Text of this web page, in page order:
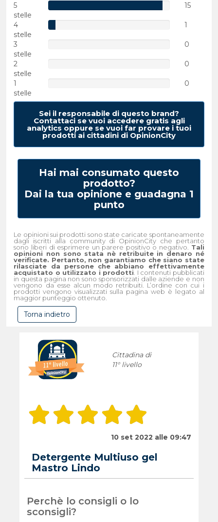
5
stelle
15
4
stelle
1
3
stelle
0
2
stelle
0
1
stelle
0
Sei il responsabile di questo brand?
Contattaci se vuoi accedere gratis agli
analytics oppure se vuoi far provare i tuoi
prodotti ai cittadini di OpinionCity
Hai mai consumato questo
prodotto?
Dai la tua opinione e guadagna 1
punto
Le opinioni sui prodotti sono state caricate spontaneamente
dagli iscritti alla community di OpinionCity che pertanto
sono liberi di esprimere un parere positivo o negativo. Tali
opinioni non sono stata nè retribuite in denaro né
verificate. Pertanto, non garantiamo che siano state
rilasciate da persone che abbiano effettivamente
acquistato o utilizzato i prodotti . I contenuti pubblicati
in questa pagina non sono sponsorizzati dalle aziende e non
vengono da esse alcun modo retribuiti. L’ordine con cui i
prodotti vengono visualizzati sulla pagina web è legato al
maggior punteggio ottenuto.
Torna indietro
Cittadina di
11° livello
10 set 2022 alle 09:47
Detergente Multiuso gel
Mastro Lindo
Perchè lo consigli o lo
sconsigli?